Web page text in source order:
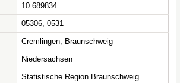
10.689834
05306, 0531
Cremlingen, Braunschweig
Niedersachsen
Statistische Region Braunschweig